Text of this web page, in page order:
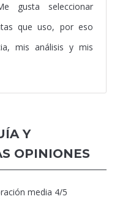
gusta seleccionar
que uso, por eso
mis análisis y mis
Y
OPINIONES
media 4/5